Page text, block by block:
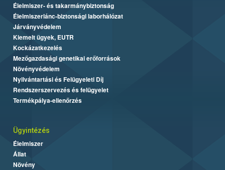
Élelmiszer- és takarmánybiztonság
Élelmiszerlánc-biztonsági laborhálózat
Járványvédelem
Kiemelt ügyek, EUTR
Kockázatkezelés
Mezőgazdasági genetikai erőforrások
Növényvédelem
Nyilvántartási és Felügyeleti Díj
Rendszerszervezés és felügyelet
Termékpálya-ellenőrzés
Ügyintézés
Élelmiszer
Állat
Növény